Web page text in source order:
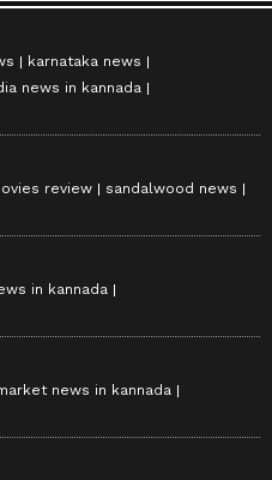
karnataka news
news in kannada
review
sandalwood news
in kannada
news in kannada